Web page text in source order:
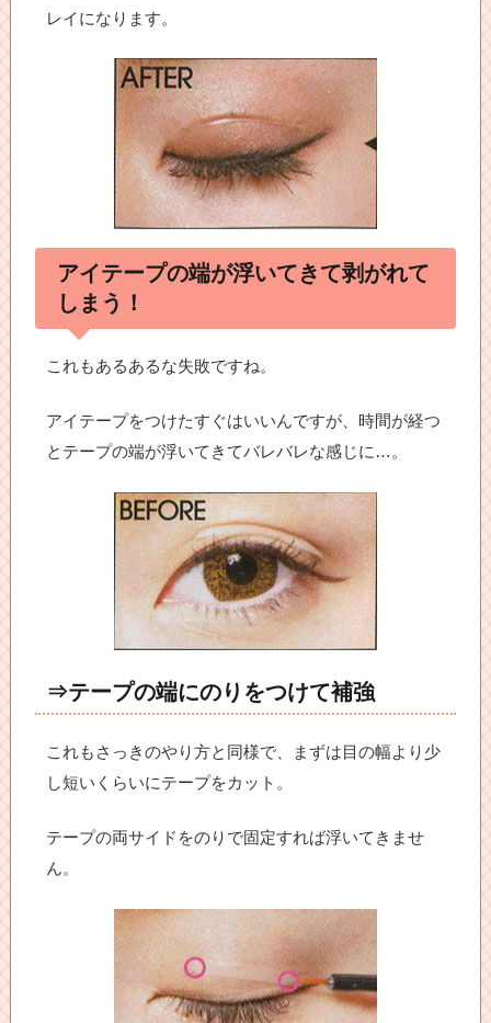
レイになります。
アイテープの端が浮いてきて剥がれて
しまう！
これもあるあるな失敗ですね。
アイテープをつけたすぐはいいんですが、時間が経つ
とテープの端が浮いてきてバレバレな感じに…。
⇒テープの端にのりをつけて補強
これもさっきのやり方と同様で、まずは目の幅より少
し短いくらいにテープをカット。
テープの両サイドをのりで固定すれば浮いてきませ
ん。